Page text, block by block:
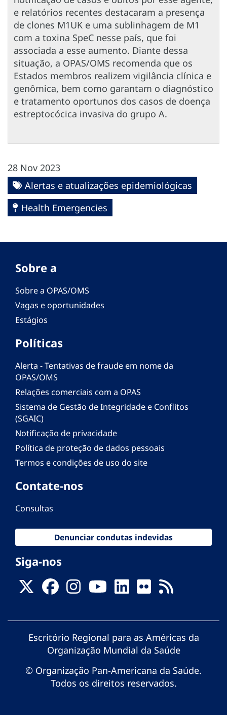
e relatórios recentes destacaram a presença
de clones M1UK e uma sublinhagem de M1
com a toxina SpeC nesse país, que foi
associada a esse aumento. Diante dessa
situação, a OPAS/OMS recomenda que os
Estados membros realizem vigilância clínica e
genômica, bem como garantam o diagnóstico
e tratamento oportunos dos casos de doença
estreptocócica invasiva do grupo A.
28 Nov 2023
Alertas e atualizações epidemiológicas
Health Emergencies
Sobre a
Sobre a OPAS/OMS
Vagas e oportunidades
Estágios
Políticas
Alerta - Tentativas de fraude em nome da
OPAS/OMS
Relações comerciais com a OPAS
Sistema de Gestão de Integridade e Conflitos
(SGAIC)
Notificação de privacidade
Política de proteção de dados pessoais
Termos e condições de uso do site
Contate-nos
Consultas
Denunciar condutas indevidas
Siga-nos
Escritório Regional para as Américas da
Organização Mundial da Saúde
© Organização Pan-Americana da Saúde.
Todos os direitos reservados.